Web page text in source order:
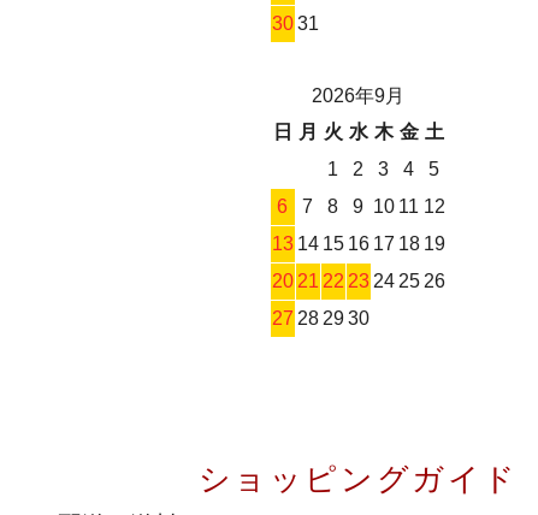
3031
2026年9月
日
月 火 水 木 金 土
1
2 3 4
5
6
7 8 9 10 11 12
13 14 15 16 17 18 19
20 21 22 23 24 25 26
27 28 2930
ショッピングガイド